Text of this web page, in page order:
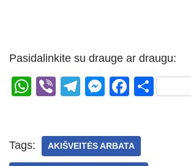
Pasidalinkite su drauge ar draugu:
W
s
Vi
T
gr
M
e
F
e
S
Tags: AKIŠVEITĖS ARBATA